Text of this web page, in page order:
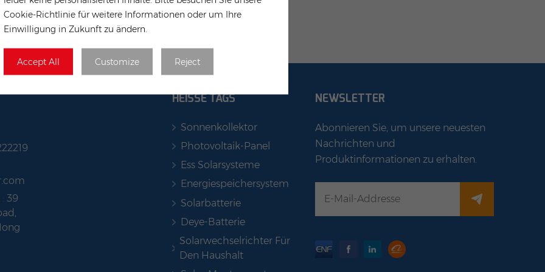
Cookie-Richtlinie für weitere Informationen oder um Ihre
Einwilligung in Zukunft zu ändern.
Accept All Customize Reject
:39
HEISSE TAGS
Sonnenkollektor
Photovoltaik-Panel
Ess Solarsysteme
Energiespeichersystem
Solarbatterie
Deye-Batterie
Solarwechselrichter Für
Den Haushalt
NEWSLETTER
Abonnieren Sie, um unsere neuesten
Nachrichten und
Produktinformationen zu erhalten.